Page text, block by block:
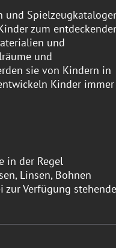
und
zum
und
und
sie von Kindern in
Kinder immer
in der Regel
Linsen, Bohnen
Verfügung